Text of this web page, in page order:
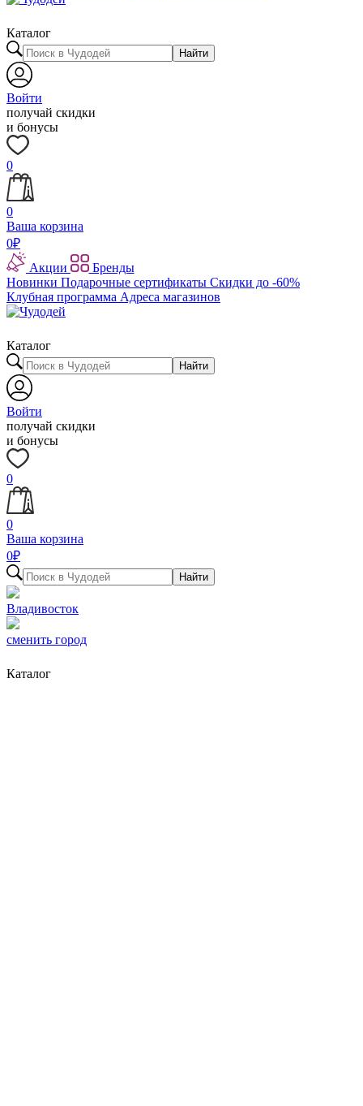
Каталог
Найти
Войти
получай скидки
и бонусы
0
0
Ваша корзина
0₽
Акции
Бренды
Новинки Подарочные сертификаты Скидки до -60%
Клубная программа Адреса магазинов
Каталог
Найти
Войти
получай скидки
и бонусы
0
0
Ваша корзина
0₽
Найти
Владивосток
сменить город
Каталог